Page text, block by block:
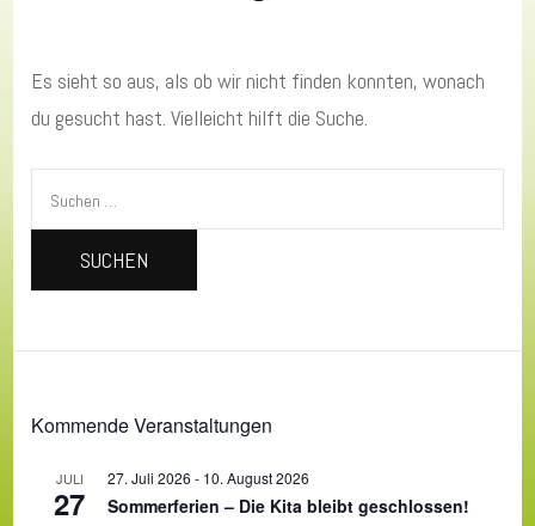
Es sieht so aus, als ob wir nicht finden konnten, wonach
du gesucht hast. Vielleicht hilft die Suche.
nach:
Kommende Veranstaltungen
JULI
27
27. Juli 2026 - 10. August 2026
Sommerferien – Die Kita bleibt geschlossen!